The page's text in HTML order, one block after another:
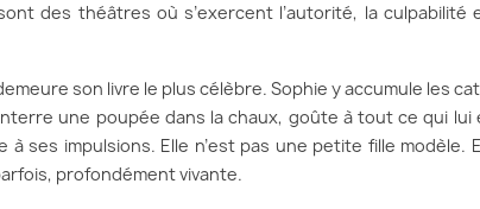
des théâtres où s’exercent l’autorité, la culpabilité
son livre le plus célèbre. Sophie y accumule les
une poupée dans la chaux, goûte à tout ce qui lui
ses impulsions. Elle n’est pas une petite fille modèle.
profondément vivante.